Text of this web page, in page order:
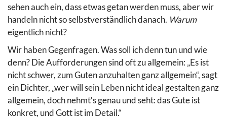
sehen auch ein, dass etwas getan werden muss, aber wir
handeln nicht so selbstverständlich danach. Warum
eigentlich nicht?
Wir haben Gegenfragen. Was soll ich denn tun und wie
denn? Die Aufforderungen sind oft zu allgemein: „Es ist
nicht schwer, zum Guten anzuhalten ganz allgemein“, sagt
ein Dichter, „wer will sein Leben nicht ideal gestalten ganz
allgemein, doch nehmt‛s genau und seht: das Gute ist
konkret, und Gott ist im Detail.“